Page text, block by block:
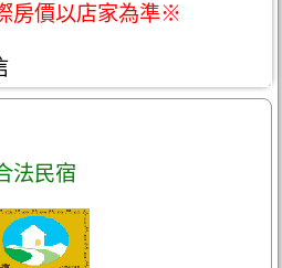
房價以店家為準※
法民宿